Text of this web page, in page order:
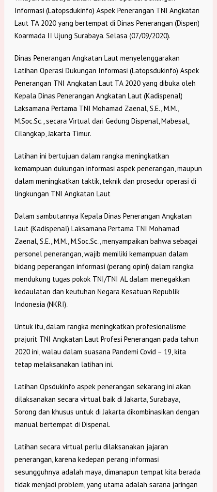
Informasi (Latopsdukinfo) Aspek Penerangan TNI Angkatan
Laut TA 2020 yang bertempat di Dinas Penerangan (Dispen)
Koarmada II Ujung Surabaya. Selasa (07/09/2020).
Dinas Penerangan Angkatan Laut menyelenggarakan
Latihan Operasi Dukungan Informasi (Latopsdukinfo) Aspek
Penerangan TNI Angkatan Laut TA 2020 yang dibuka oleh
Kepala Dinas Penerangan Angkatan Laut (Kadispenal)
Laksamana Pertama TNI Mohamad Zaenal, S.E., M.M.,
M.Soc.Sc., secara Virtual dari Gedung Dispenal, Mabesal,
Cilangkap, Jakarta Timur.
Latihan ini bertujuan dalam rangka meningkatkan
kemampuan dukungan informasi aspek penerangan, maupun
dalam meningkatkan taktik, teknik dan prosedur operasi di
lingkungan TNI Angkatan Laut
Dalam sambutannya Kepala Dinas Penerangan Angkatan
Laut (Kadispenal) Laksamana Pertama TNI Mohamad
Zaenal, S.E., M.M., M.Soc.Sc., menyampaikan bahwa sebagai
personel penerangan, wajib memiliki kemampuan dalam
bidang peperangan informasi (perang opini) dalam rangka
mendukung tugas pokok TNI/TNI AL dalam menegakkan
kedaulatan dan keutuhan Negara Kesatuan Republik
Indonesia (NKRI).
Untuk itu, dalam rangka meningkatkan profesionalisme
prajurit TNI Angkatan Laut Profesi Penerangan pada tahun
2020 ini, walau dalam suasana Pandemi Covid – 19, kita
tetap melaksanakan latihan ini.
Latihan Opsdukinfo aspek penerangan sekarang ini akan
dilaksanakan secara virtual baik di Jakarta, Surabaya,
Sorong dan khusus untuk di Jakarta dikombinasikan dengan
manual bertempat di Dispenal.
Latihan secara virtual perlu dilaksanakan jajaran
penerangan, karena kedepan perang informasi
sesungguhnya adalah maya, dimanapun tempat kita berada
tidak menjadi problem, yang utama adalah sarana jaringan